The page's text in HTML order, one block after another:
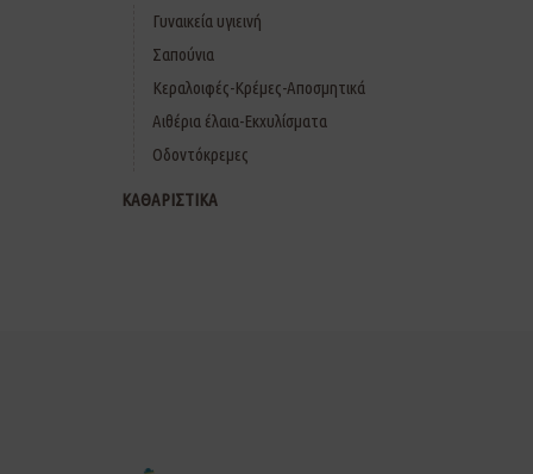
Γυναικεία υγιεινή
Σαπούνια
Κεραλοιφές-Κρέμες-Αποσμητικά
Αιθέρια έλαια-Εκχυλίσματα
Οδοντόκρεμες
ΚΑΘΑΡΙΣΤΙΚΑ